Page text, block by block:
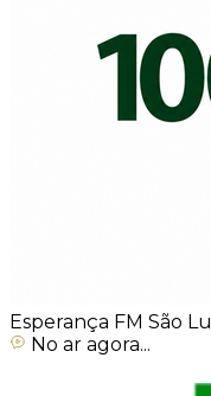
Esperança FM São
No ar agora...